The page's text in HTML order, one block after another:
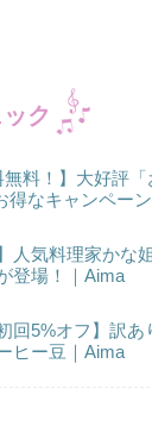
ク
無料！】大好評
得なキャンペー
人気料理家かな
登場！｜Aima
回5%オフ】訳
ヒー豆｜Aima